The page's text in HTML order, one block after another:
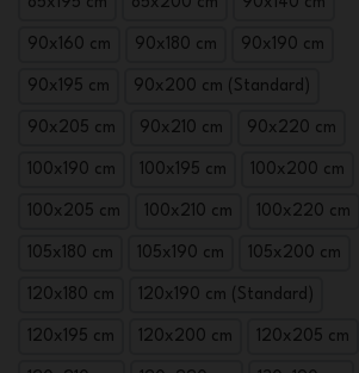
90x160 cm 90x180 cm 90x190 cm
90x195 cm 90x200 cm (Standard)
90x205 cm 90x210 cm 90x220 cm
100x190 cm 100x195 cm 100x200 cm
100x205 cm 100x210 cm 100x220 cm
105x180 cm 105x190 cm 105x200 cm
120x180 cm 120x190 cm (Standard)
120x195 cm 120x200 cm 120x205 cm